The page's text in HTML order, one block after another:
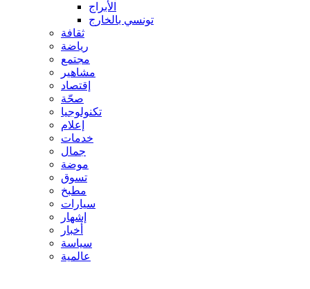
الأبراج
تونسي بالخارج
ثقافة
رياضة
مجتمع
مشاهير
إقتصاد
صحّة
تكنولوجيا
إعلام
خدمات
جمال
موضة
تسوق
مطبخ
سيارات
إشهار
أخبار
سياسة
عالمية